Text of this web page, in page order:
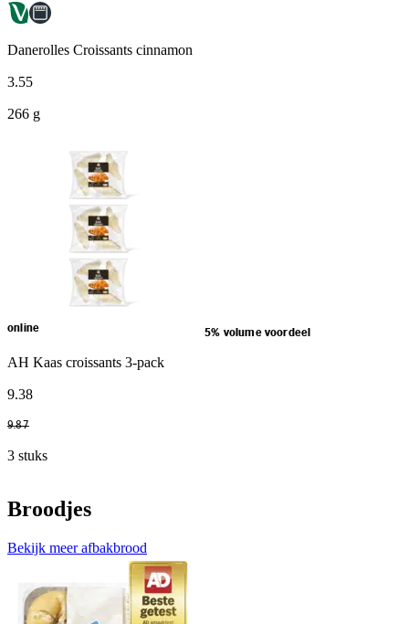
Danerolles Croissants cinnamon
3.55
266 g
online 5% volume voordeel
AH Kaas croissants 3-pack
9.38
9.87
3 stuks
Broodjes
Bekijk meer afbakbrood